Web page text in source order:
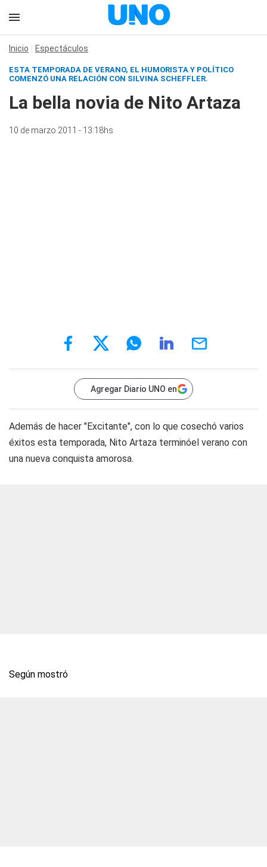
Inicio Espectáculos
ESTA TEMPORADA DE VERANO, EL HUMORISTA Y POLÍTICO
COMENZÓ UNA RELACIÓN CON SILVINA SCHEFFLER.
La bella novia de Nito Artaza
10 de marzo 2011 - 13:18hs
Agregar Diario UNO en
Además de hacer "Excitante", con lo que cosechó varios
éxitos esta temporada, Nito Artaza terminóel verano con
una nueva conquista amorosa.
Según mostró